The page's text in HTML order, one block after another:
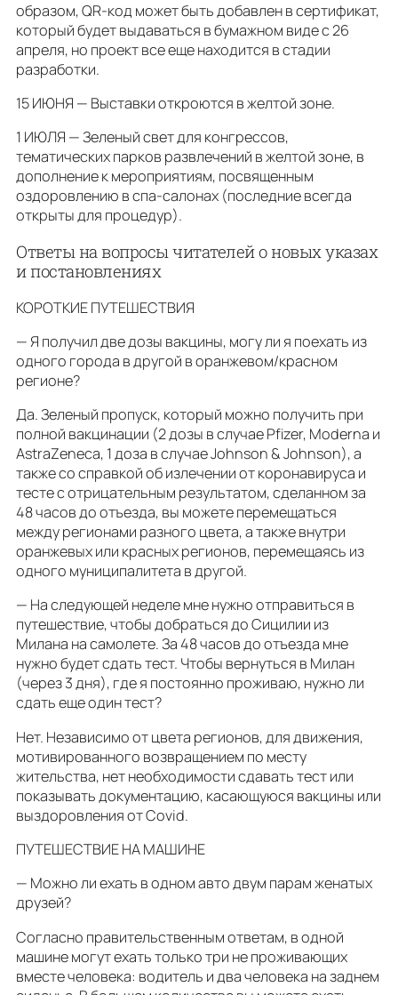
образом, QR-код может быть добавлен в сертификат,
который будет выдаваться в бумажном виде с 26
апреля, но проект все еще находится в стадии
разработки.
15 ИЮНЯ — Выставки откроются в желтой зоне.
1 ИЮЛЯ — Зеленый свет для конгрессов,
тематических парков развлечений в желтой зоне, в
дополнение к мероприятиям, посвященным
оздоровлению в спа-салонах (последние всегда
открыты для процедур).
Ответы на вопросы читателей о новых указах
и постановлениях
КОРОТКИЕ ПУТЕШЕСТВИЯ
— Я получил две дозы вакцины, могу ли я поехать из
одного города в другой в оранжевом/красном
регионе?
Да. Зеленый пропуск, который можно получить при
полной вакцинации (2 дозы в случае Pfizer, Moderna и
AstraZeneca, 1 доза в случае Johnson & Johnson), а
также со справкой об излечении от коронавируса и
тесте с отрицательным результатом, сделанном за
48 часов до отъезда, вы можете перемещаться
между регионами разного цвета, а также внутри
оранжевых или красных регионов, перемещаясь из
одного муниципалитета в другой.
— На следующей неделе мне нужно отправиться в
путешествие, чтобы добраться до Сицилии из
Милана на самолете. За 48 часов до отъезда мне
нужно будет сдать тест. Чтобы вернуться в Милан
(через 3 дня), где я постоянно проживаю, нужно ли
сдать еще один тест?
Нет. Независимо от цвета регионов, для движения,
мотивированного возвращением по месту
жительства, нет необходимости сдавать тест или
показывать документацию, касающуюся вакцины или
выздоровления от Covid.
ПУТЕШЕСТВИЕ НА МАШИНЕ
— Можно ли ехать в одном авто двум парам женатых
друзей?
Согласно правительственным ответам, в одной
машине могут ехать только три не проживающих
вместе человека: водитель и два человека на заднем